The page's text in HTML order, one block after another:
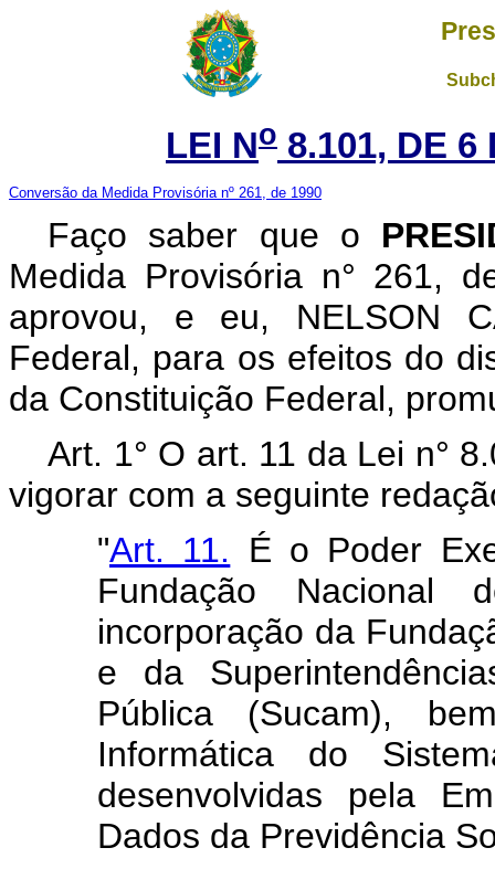
LEI No 8.101, DE 6
Conversão da Medida Provisória nº 261, de 1990
Faço saber que o
Medida Provisória n° 261,
aprovou, e eu, NELSON
Federal, para os efeitos do
da Constituição Federal,
Art. 1° O art. 11 da Lei n°
vigorar com a seguinte
"Art. 11. É o Poder
Fundação Nacional
incorporação da
e da
Pública (Sucam),
Informática do
desenvolvidas pela
Dados da Previdência